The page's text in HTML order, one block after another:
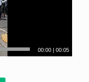
00:00 |00:05